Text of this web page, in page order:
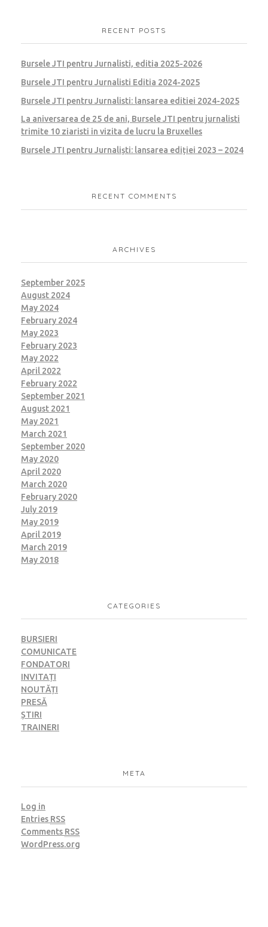
RECENT POSTS
Bursele JTI pentru Jurnalisti, editia 2025-2026
Bursele JTI pentru Jurnalisti Editia 2024-2025
Bursele JTI pentru Jurnalisti: lansarea editiei 2024-2025
La aniversarea de 25 de ani, Bursele JTI pentru jurnalisti
trimite 10 ziaristi in vizita de lucru la Bruxelles
Bursele JTI pentru Jurnaliști: lansarea ediției 2023 – 2024
RECENT COMMENTS
ARCHIVES
September 2025
August 2024
May 2024
February 2024
May 2023
February 2023
May 2022
April 2022
February 2022
September 2021
August 2021
May 2021
March 2021
September 2020
May 2020
April 2020
March 2020
February 2020
July 2019
May 2019
April 2019
March 2019
May 2018
CATEGORIES
BURSIERI
COMUNICATE
FONDATORI
INVITAȚI
NOUTĂȚI
PRESĂ
ȘTIRI
TRAINERI
META
Log in
Entries RSS
Comments RSS
WordPress.org